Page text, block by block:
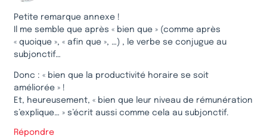
Petite remarque annexe !
Il me semble que après « bien que » (comme après
« quoique », « afin que », …) , le verbe se conjugue au
subjonctif…
Donc : « bien que la productivité horaire se soit
améliorée » !
Et, heureusement, « bien que leur niveau de rémunération
s’explique… » s’écrit aussi comme cela au subjonctif.
Répondre